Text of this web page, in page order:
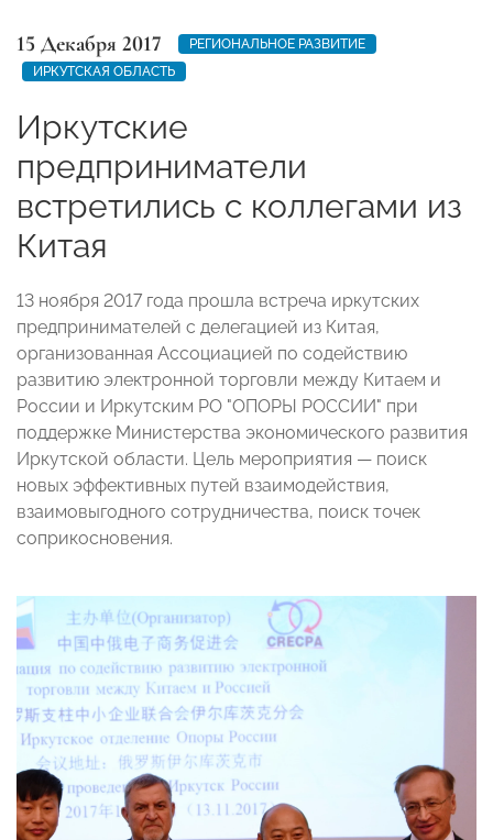
15 Декабря 2017
РЕГИОНАЛЬНОЕ РАЗВИТИЕ
ИРКУТСКАЯ ОБЛАСТЬ
Иркутские
предприниматели
встретились с коллегами из
Китая
13 ноября 2017 года прошла встреча иркутских
предпринимателей с делегацией из Китая,
организованная Ассоциацией по содействию
развитию электронной торговли между Китаем и
России и Иркутским РО "ОПОРЫ РОССИИ" при
поддержке Министерства экономического развития
Иркутской области. Цель мероприятия — поиск
новых эффективных путей взаимодействия,
взаимовыгодного сотрудничества, поиск точек
соприкосновения.